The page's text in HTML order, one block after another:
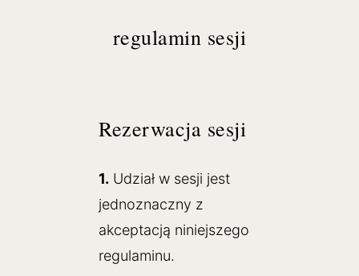
regulamin sesji
Rezerwacja sesji
1. Udział w sesji jest
jednoznaczny z
akceptacją niniejszego
regulaminu.